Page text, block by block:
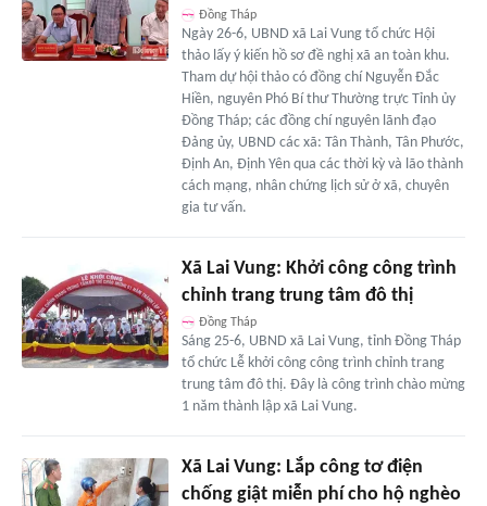
Đồng Tháp
Ngày 26-6, UBND xã Lai Vung tổ chức Hội
thảo lấy ý kiến hồ sơ đề nghị xã an toàn khu.
Tham dự hội thảo có đồng chí Nguyễn Đắc
Hiền, nguyên Phó Bí thư Thường trực Tỉnh ủy
Đồng Tháp; các đồng chí nguyên lãnh đạo
Đảng ủy, UBND các xã: Tân Thành, Tân Phước,
Định An, Định Yên qua các thời kỳ và lão thành
cách mạng, nhân chứng lịch sử ở xã, chuyên
gia tư vấn.
Xã Lai Vung: Khởi công công trình
chỉnh trang trung tâm đô thị
Đồng Tháp
Sáng 25-6, UBND xã Lai Vung, tỉnh Đồng Tháp
tổ chức Lễ khởi công công trình chỉnh trang
trung tâm đô thị. Đây là công trình chào mừng
1 năm thành lập xã Lai Vung.
Xã Lai Vung: Lắp công tơ điện
chống giật miễn phí cho hộ nghèo